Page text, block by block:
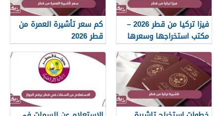
فيزا تركيا من قطر 2026 –
مكتب استخراجها وسعرها
ومتطلباتها
كم سعر تأشيرة العمرة من
قطر 2026